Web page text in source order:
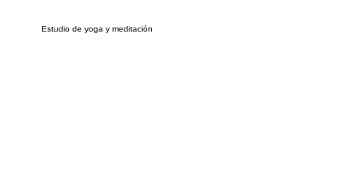
Estudio de yoga y meditación